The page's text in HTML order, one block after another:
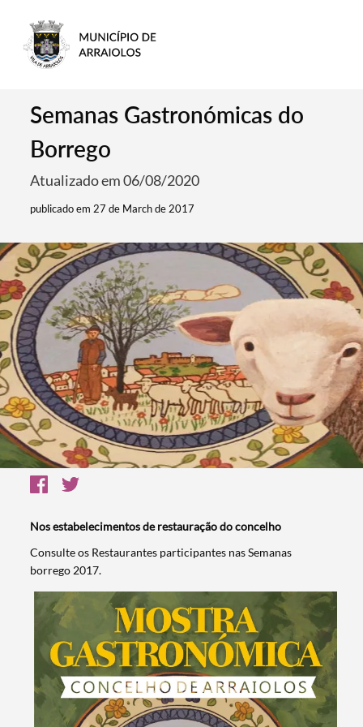
Semanas Gastronómicas do
Borrego
Atualizado em 06/08/2020
publicado em 27 de March de 2017
Nos estabelecimentos de restauração do concelho
Consulte os Restaurantes participantes nas Semanas
borrego 2017.​